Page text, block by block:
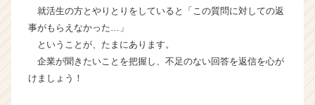
r
r）
就活生の方とやりとりをしていると「この質問に対しての返
事がもらえなかった…」
ということが、たまにあります。
企業が聞きたいことを把握し、不足のない回答を返信を心が
けましょう！